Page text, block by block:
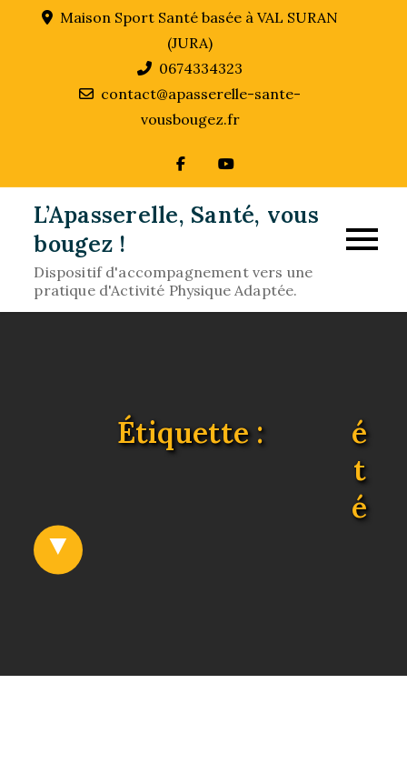
Maison Sport Santé basée à VAL SURAN
(JURA)
0674334323
contact@apasserelle-sante-
vousbougez.fr
L’Apasserelle, Santé, vous
bougez !
Dispositif d'accompagnement vers une
pratique d'Activité Physique Adaptée.
Étiquette :
é
t
é